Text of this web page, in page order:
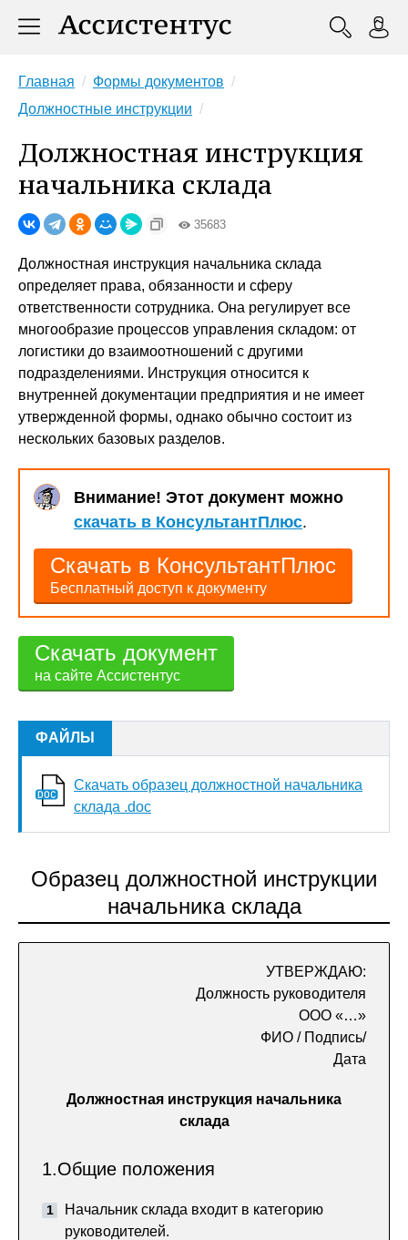
Главная
Формы документов
Должностные инструкции
Должностная инструкция
начальника склада
35683
Должностная инструкция начальника склада
определяет права, обязанности и сферу
ответственности сотрудника. Она регулирует все
многообразие процессов управления складом: от
логистики до взаимоотношений с другими
подразделениями. Инструкция относится к
внутренней документации предприятия и не имеет
утвержденной формы, однако обычно состоит из
нескольких базовых разделов.
Внимание! Этот документ можно
скачать в КонсультантПлюс.
Скачать в КонсультантПлюс
Бесплатный доступ к документу
Скачать документ
на сайте Ассистентус
ФАЙЛЫ
Скачать образец должностной начальника
склада .doc
Образец должностной инструкции
начальника склада
УТВЕРЖДАЮ:
Должность руководителя
ООО «…»
ФИО / Подпись/
Дата
Должностная инструкция начальника
склада
1.Общие положения
Начальник склада входит в категорию
руководителей.